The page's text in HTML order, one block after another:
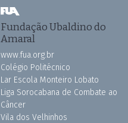
Fundação Ubaldino do
Amaral
www.fua.org.br
Colégio Politécnico
Lar Escola Monteiro Lobato
Liga Sorocabana de Combate ao
Câncer
Vila dos Velhinhos